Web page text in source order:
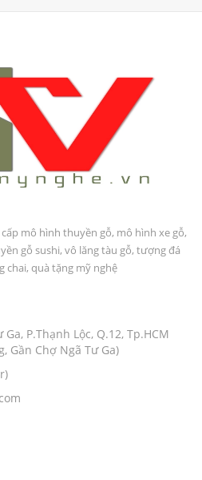
mô hình thuyền gỗ, mô hình xe gỗ,
gỗ sushi, vô lăng tàu gỗ, tượng đá
quà tặng mỹ nghệ
P.Thạnh Lộc, Q.12, Tp.HCM
Gần Chợ Ngã Tư Ga)